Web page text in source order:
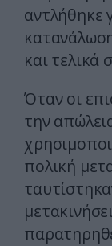
αντλήθηκε
και τελικά
Όταν οι
την
πολική